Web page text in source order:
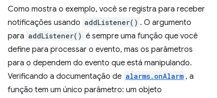
Como mostra o exemplo, você se registra para receber
notificações usando addListener() . O argumento
para addListener() é sempre uma função que você
define para processar o evento, mas os parâmetros
para o dependem do evento que está manipulando.
Verificando a documentação de alarms.onAlarm , a
função tem um único parâmetro: um objeto